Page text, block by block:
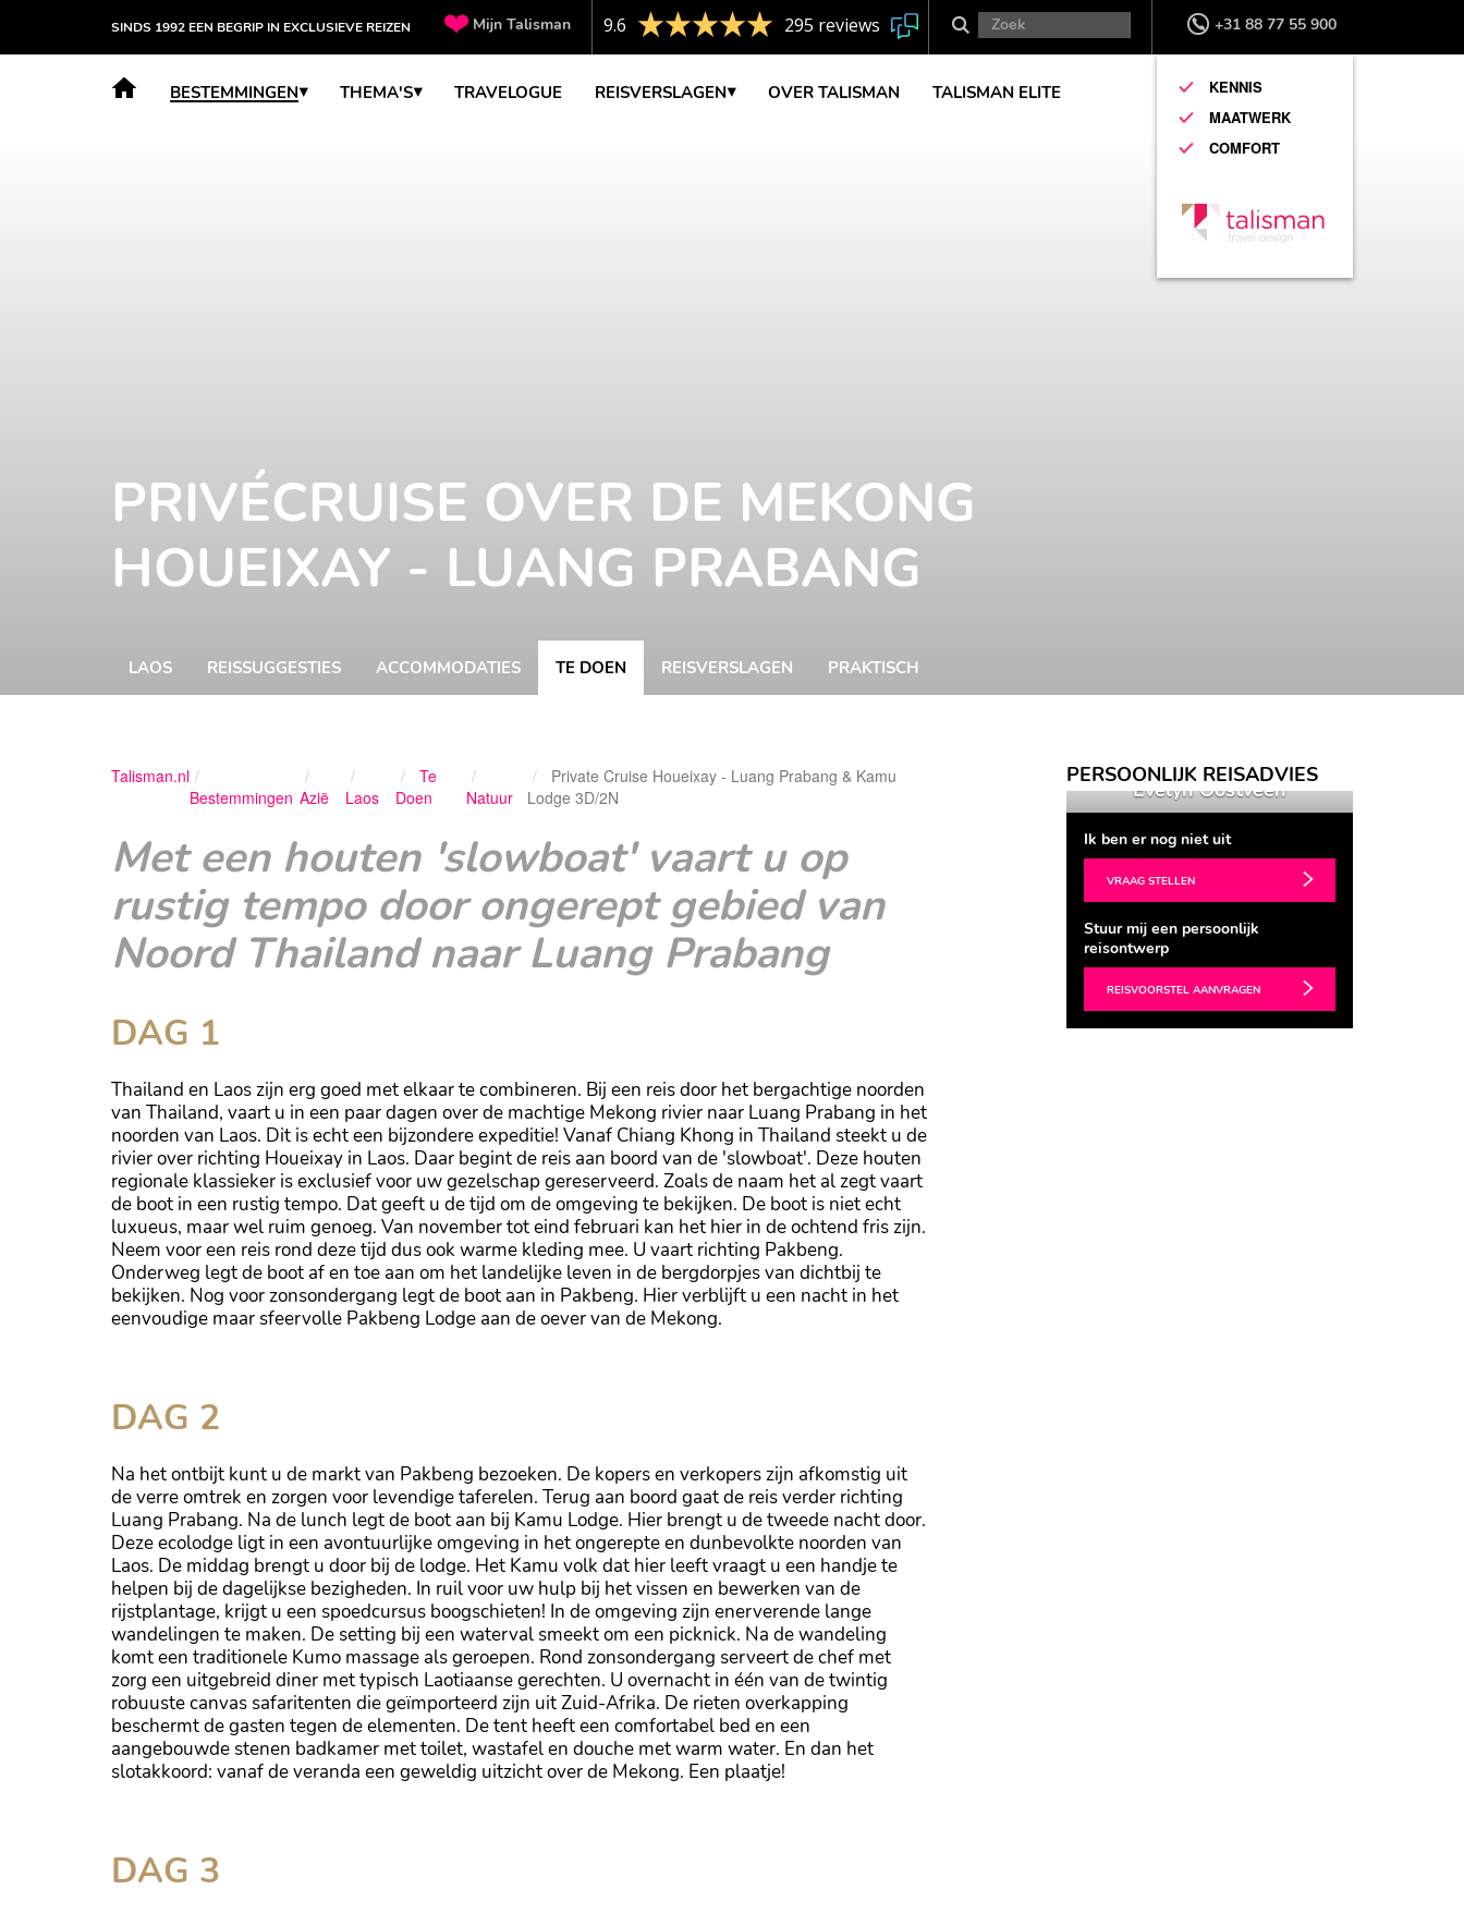
SINDS 1992 EEN BEGRIP IN EXCLUSIEVE REIZEN Mijn Talisman 9.6 295 reviews +31 88 77 55 900
KENNIS
MAATWERK
COMFORT
BESTEMMINGEN THEMA'S TRAVELOGUE REISVERSLAGEN OVER TALISMAN TALISMAN ELITE
PRIVÉCRUISE OVER DE MEKONG
HOUEIXAY - LUANG PRABANG
LAOS REISSUGGESTIES ACCOMMODATIES TE DOEN REISVERSLAGEN PRAKTISCH
Talisman.nl
Bestemmingen Azië Laos
Te
Doen
Natuur
Private Cruise Houeixay - Luang Prabang & Kamu
Lodge 3D/2N
Met een houten 'slowboat' vaart u op
rustig tempo door ongerept gebied van
Noord Thailand naar Luang Prabang
DAG 1
Thailand en Laos zijn erg goed met elkaar te combineren. Bij een reis door het bergachtige noorden
van Thailand, vaart u in een paar dagen over de machtige Mekong rivier naar Luang Prabang in het
noorden van Laos. Dit is echt een bijzondere expeditie! Vanaf Chiang Khong in Thailand steekt u de
rivier over richting Houeixay in Laos. Daar begint de reis aan boord van de 'slowboat'. Deze houten
regionale klassieker is exclusief voor uw gezelschap gereserveerd. Zoals de naam het al zegt vaart
de boot in een rustig tempo. Dat geeft u de tijd om de omgeving te bekijken. De boot is niet echt
luxueus, maar wel ruim genoeg. Van november tot eind februari kan het hier in de ochtend fris zijn.
Neem voor een reis rond deze tijd dus ook warme kleding mee. U vaart richting Pakbeng.
Onderweg legt de boot af en toe aan om het landelijke leven in de bergdorpjes van dichtbij te
bekijken. Nog voor zonsondergang legt de boot aan in Pakbeng. Hier verblijft u een nacht in het
eenvoudige maar sfeervolle Pakbeng Lodge aan de oever van de Mekong.
DAG 2
Na het ontbijt kunt u de markt van Pakbeng bezoeken. De kopers en verkopers zijn afkomstig uit
de verre omtrek en zorgen voor levendige taferelen. Terug aan boord gaat de reis verder richting
Luang Prabang. Na de lunch legt de boot aan bij Kamu Lodge. Hier brengt u de tweede nacht door.
Deze ecolodge ligt in een avontuurlijke omgeving in het ongerepte en dunbevolkte noorden van
Laos. De middag brengt u door bij de lodge. Het Kamu volk dat hier leeft vraagt u een handje te
helpen bij de dagelijkse bezigheden. In ruil voor uw hulp bij het vissen en bewerken van de
rijstplantage, krijgt u een spoedcursus boogschieten! In de omgeving zijn enerverende lange
wandelingen te maken. De setting bij een waterval smeekt om een picknick. Na de wandeling
komt een traditionele Kumo massage als geroepen. Rond zonsondergang serveert de chef met
zorg een uitgebreid diner met typisch Laotiaanse gerechten. U overnacht in één van de twintig
robuuste canvas safaritenten die geïmporteerd zijn uit Zuid-Afrika. De rieten overkapping
beschermt de gasten tegen de elementen. De tent heeft een comfortabel bed en een
aangebouwde stenen badkamer met toilet, wastafel en douche met warm water. En dan het
slotakkoord: vanaf de veranda een geweldig uitzicht over de Mekong. Een plaatje!
DAG 3
PERSOONLIJK REISADVIES
Evelyn Oostveen Evelyn Oostveen Evelyn Oostveen
Ik ben er nog niet uit
VRAAG STELLEN
Stuur mij een persoonlijk
reisontwerp
REISVOORSTEL AANVRAGEN